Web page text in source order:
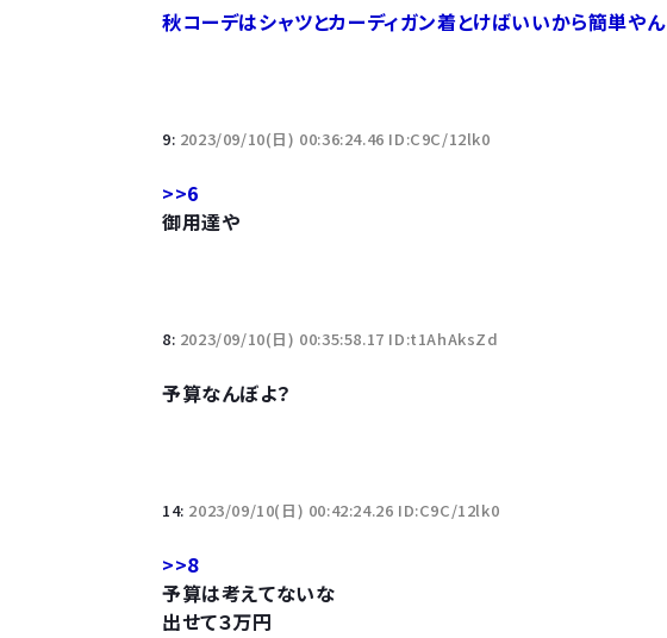
秋コーデはシャツとカーディガン着とけばいいから簡単やん
9: 2023/09/10(日) 00:36:24.46 ID:C9C/12lk0
>>6
御用達や
8: 2023/09/10(日) 00:35:58.17 ID:t1AhAksZd
予算なんぼよ？
14: 2023/09/10(日) 00:42:24.26 ID:C9C/12lk0
>>8
予算は考えてないな
出せて３万円